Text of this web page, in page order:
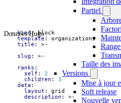
Partiel
Taille des
Versions
Mise à jour
Soft release
Nouvelle
Données Hugo
- kind: block
template :
organizations
title :
>-
slug :
>-
ranks :
self :
2
children :
3
data :
layout :
grid
description :
>-